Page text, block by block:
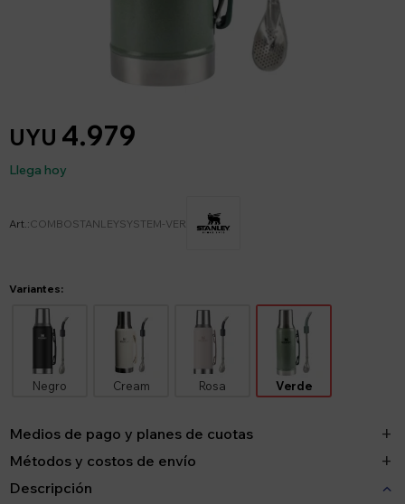
UYU 4.979
Llega hoy
COMBOSTANLEYSYSTEM-VER
Variantes:
Negro Cream Rosa Verde
Medios de pago y planes de cuotas
Métodos y costos de envío
Descripción